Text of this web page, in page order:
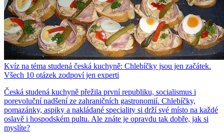
Kvíz na téma studená česká kuchyně: Chlebíčky jsou jen začátek.
Všech 10 otázek zodpoví jen experti
Česká studená kuchyně přežila první republiku, socialismus i
porevoluční nadšení ze zahraničních gastronomií. Chlebíčky,
pomazánky, aspiky a nakládané speciality si drží své místo na každé
oslavě i hospodském pultu. Ale znáte je opravdu tak dobře, jak si
myslíte?